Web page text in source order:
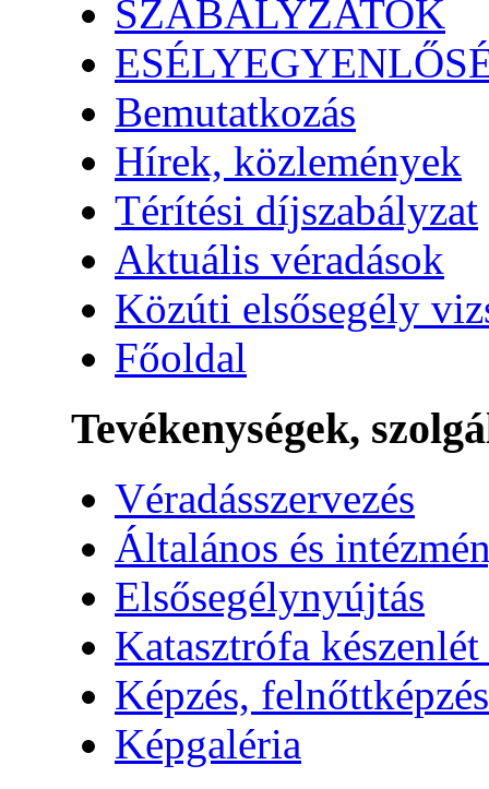
SZABÁLYZATOK
Bemutatkozás
Hírek, közlemények
Térítési díjszabályzat
Aktuális véradások
Közúti elsősegély
Főoldal
Tevékenységek,
Véradásszervezés
Általános és
Elsősegélynyújtás
Katasztrófa
Képzés, felnőttképzés
Képgaléria